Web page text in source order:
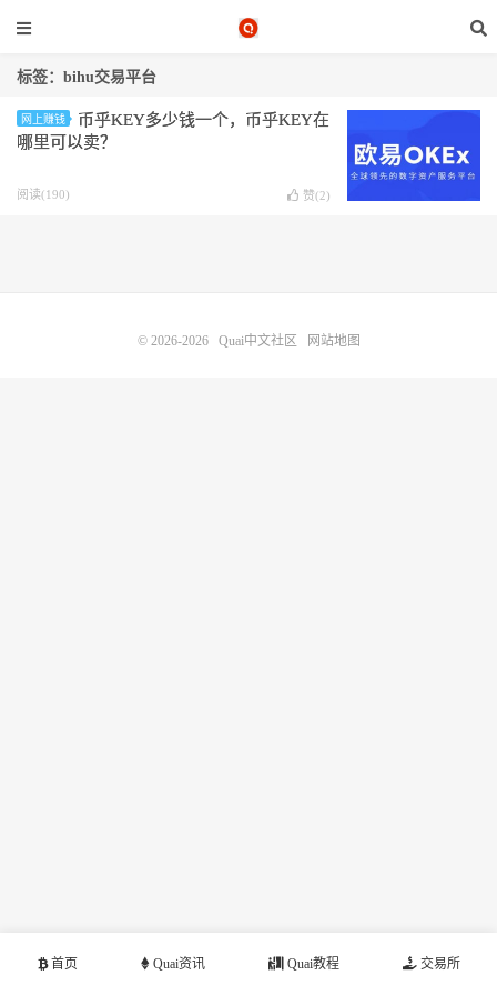
标签：bihu交易平台
网上赚钱
币乎KEY多少钱一个，币乎KEY在
哪里可以卖？
阅读(190) 赞(2)
首页 Quai资讯 Quai教程 交易所
© 2026-2026 Quai中文社区 网站地图